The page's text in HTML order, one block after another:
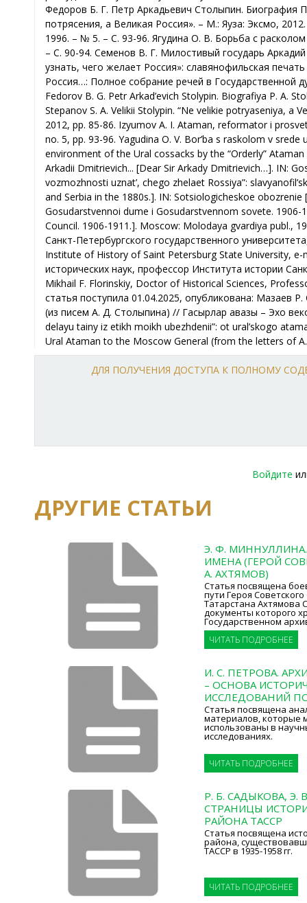
ДЛЯ ПОЛУЧЕНИЯ ДОСТУПА К ПОЛНОМУ
Войдите
ДРУГИЕ СТАТЬИ
Э. Ф.
ИМЕНА (ГЕРОЙ
А. АХТЯМОВ)
Статья посвящена
пути Героя
Татарстана Ахтямова
документы которого
Государственном
ЧИТАТЬ ПОДРОБНЕЕ
И. С. ПЕТРОВА.
– ОСНОВА
ИССЛЕДОВАНИЙ
Статья посвящена
материалов, которые
использованы в
исследованиях.
ЧИТАТЬ ПОДРОБНЕЕ
Р. Б. САДЫКОВА, Э.
СТРАНИЦЫ
РАЙОНА ТАССР
Статья посвящена
района,
ТАССР в 1935-1958 гг.
ЧИТАТЬ ПОДРОБНЕЕ